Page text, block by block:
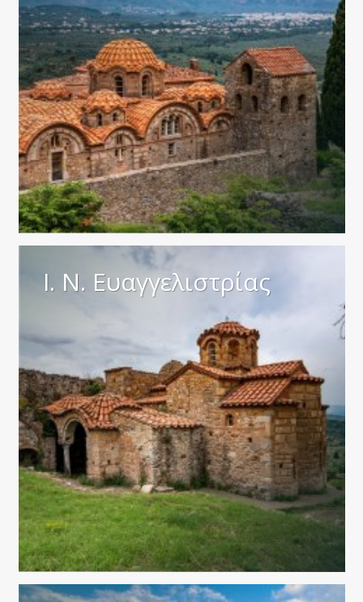
Ι. Ν. Ευαγγελιστρίας